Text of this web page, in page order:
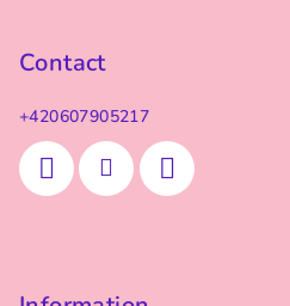
Contact
+420607905217